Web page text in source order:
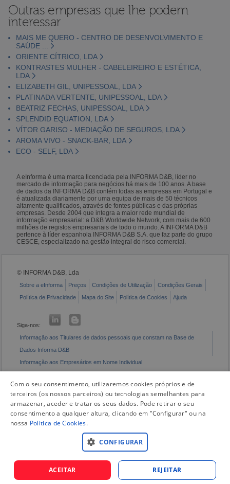
Outras empresas que lhe podem
interessar
MAIS ME QUERO - CENTRO DE DESENVOLVIMENTO E
SAÚDE ...
ORIENTE CÍTRICO, LDA
KONTRASTES MULHER - CABELEIREIRO E ESTÉTICA,
LDA
ELIZABETH GIL, UNIPESSOAL, LDA
PLATINADA VERTENTE, UNIPESSOAL, LDA
BEATRIZ FECHAS, UNIPESSOAL, LDA
SPLENDID EQUATION, LDA
VÍTOR GARISO - MEDIAÇÃO DE SEGUROS, LDA
AROMA VIVO - SNACK-BAR, LDA
ECO - SELF, LDA
A eInforma é uma marca licenciada pela INFORMA D&B, líder no
mercado de informação para negócios há mais de 100 anos. A base
de dados da INFORMA D&B contém todas as empresas em Portugal e
é atualizada diariamente por uma equipa de mais de 50 técnicos
altamente qualificados, através de fontes públicas e das próprias
empresas. Desde 2004 que integra a maior rede mundial de
informação empresarial: a D&B Worldwide Network, com mais de 600
milhões de registos empresariais de todo o mundo. A INFORMA D&B
pertence à líder espanhola INFORMA D&B S.A. que faz parte do grupo
CESCE, especializado na gestão integral do risco comercial.
© INFORMA D&B, Lda
Sobre a eInforma Preços Condições de Utilização
Condições Gerais
Política de Privacidade
Mapa do Site Política de Cookies Ajuda
Siga-nos:
Informação aos Titulares de dados pessoais que constam na Base de
Dados Informa D&B
Informação aos Empresários em Nome Individual
Com o seu consentimento, utilizaremos cookies próprios e de
terceiros (os nossos parceiros) ou tecnologias semelhantes para
armazenar, aceder e tratar os seus dados. Pode retirar o seu
consentimento a qualquer altura, clicando em "Configurar" ou na
nossa Politica de Cookies.
CONFIGURAR
ACEITAR REJEITAR